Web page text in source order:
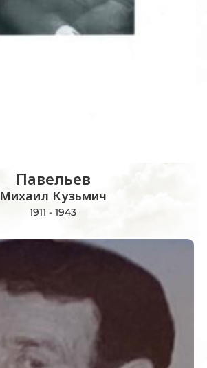
Павельев
Михаил Кузьмич
1911 - 1943